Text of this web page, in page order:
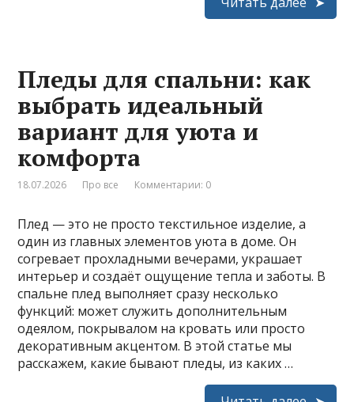
Пледы для спальни: как
выбрать идеальный
вариант для уюта и
комфорта
18.07.2026 Про все Комментарии: 0
Плед — это не просто текстильное изделие, а
один из главных элементов уюта в доме. Он
согревает прохладными вечерами, украшает
интерьер и создаёт ощущение тепла и заботы. В
спальне плед выполняет сразу несколько
функций: может служить дополнительным
одеялом, покрывалом на кровать или просто
декоративным акцентом. В этой статье мы
расскажем, какие бывают пледы, из каких …